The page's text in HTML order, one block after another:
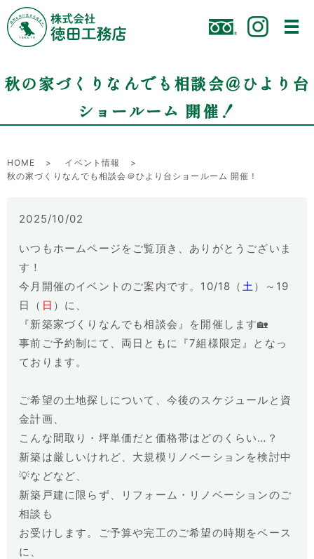
秋の家づくりなんでも相談会＠ひより台
ショールーム 開催！
HOME
イベント情報
秋の家づくりなんでも相談会＠ひより台ショールーム 開催！
2025/10/02
いつもホームページをご覧頂き、ありがとうございま
す！
今月開催のイベントのご案内です。 10/18 （ 土）～ 19
日（ 日 ）に、
『新築家づくりなんでも相談会』を開催します🏡
事前ご予約制にて、両日ともに『7組様限定』となっ
ております。
ご希望の土地探しについて、今後のスケジュールと資
金計画、
こんな間取り・坪単価だと価格帯はどのくらい…？
新築は厳しいけれど、大規模リノベーションを検討中
💡などなど、
新築戸建に限らず、リフォーム・リノベーションのご
相談も
お受けします。ご予算や完工のご希望の時期をベース
に、